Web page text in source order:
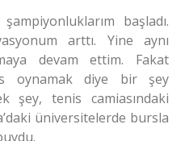
başladı.
arttı. Yine aynı
devam ettim. Fakat
oynamak diye bir şey
şey, tenis camiasındaki
üniversitelerde bursla